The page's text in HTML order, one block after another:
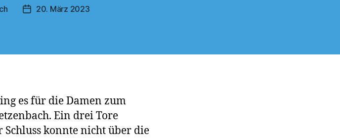
Veröffentlichungsdatum
20. März 2023
es für die Damen zum
Ein drei Tore
konnte nicht über die